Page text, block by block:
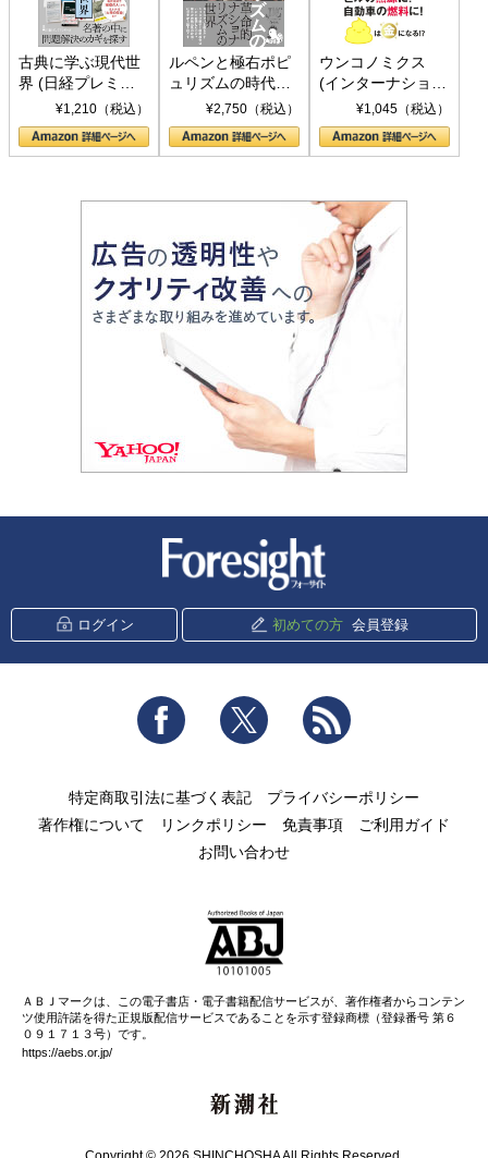
古典に学ぶ現代世
界 (日経プレミア
シリーズ)¥1,210（税込）
ルペンと極右ポピ
ュリズムの時代：
〈ヤヌス〉の二つ
の顔
¥2,750（税込）
ウンコノミクス
(インターナショナ
ル新書)¥1,045（税込）
ログイン 初めての方 会員登録
Facebook Twitter
特定商取引法に基づく表記
プライバシーポリシー
著作権について
リンクポリシー 免責事項
ご利用ガイド
お問い合わせ
ＡＢＪマークは、この電子書店・電子書籍配信サービスが、著作権者からコンテン
ツ使用許諾を得た正規版配信サービスであることを示す登録商標（登録番号 第６
０９１７１３号）です。
https://aebs.or.jp/